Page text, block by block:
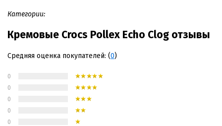
Категории:
Кремовые Crocs Pollex Echo Clog отзывы
Средняя оценка покупателей: (0)
0
0
0
0
0